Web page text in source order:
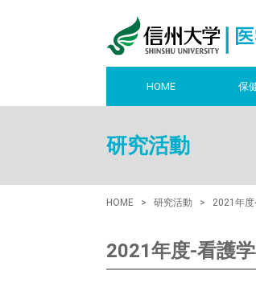
HOME 保
研究活動
HOME 研究活動 2021年
2021年度-看護